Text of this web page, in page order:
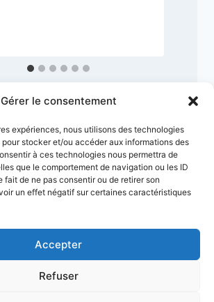
Gérer le consentement
expériences, nous utilisons des technologies
stocker et/ou accéder aux informations des
à ces technologies nous permettra de
que le comportement de navigation ou les ID
fait de ne pas consentir ou de retirer son
un effet négatif sur certaines caractéristiques
Accepter
Refuser
Conditions générales
de confidentialité